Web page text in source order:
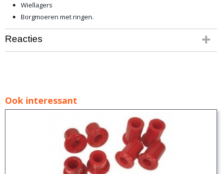
Wiellagers
Borgmoeren met ringen.
Reacties
Ook interessant